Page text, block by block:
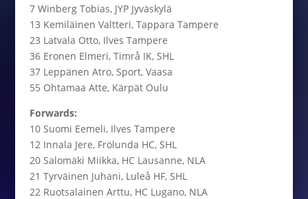
7 Winberg Tobias, JYP Jyväskylä
13 Kemiläinen Valtteri, Tappara Tampere
23 Latvala Otto, Ilves Tampere
36 Eronen Elmeri, Timrå IK, SHL
37 Leppänen Atro, Sport, Vaasa
55 Ohtamaa Atte, Kärpät Oulu
Forwards:
10 Suomi Eemeli, Ilves Tampere
12 Innala Jere, Frölunda HC, SHL
20 Salomäki Miikka, HC Lausanne, NLA
21 Tyrväinen Juhani, Luleå HF, SHL
22 Ruotsalainen Arttu, HC Lugano, NLA